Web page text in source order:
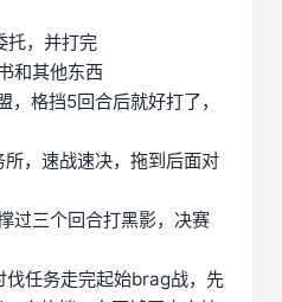
托，并打完
和其他东西
格挡5回合后就好打了，
，速战速决，拖到后面对
过三个回合打黑影，决赛
任务走完起始brag战，先